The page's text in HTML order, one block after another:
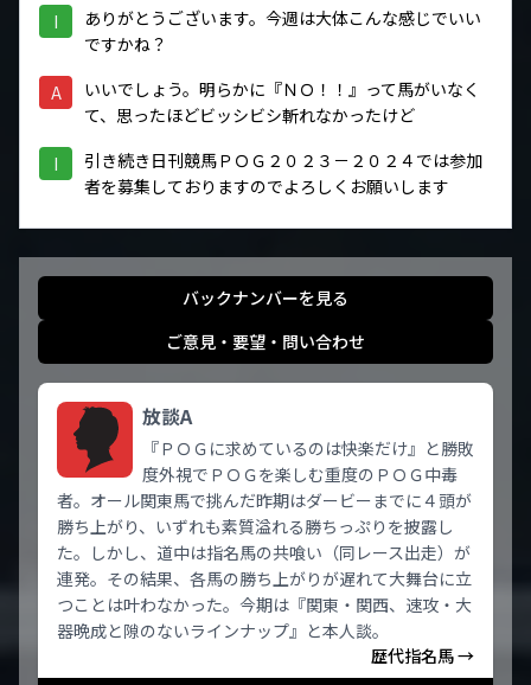
I
ありがとうございます。今週は大体こんな感じでいい
ですかね？
A
いいでしょう。明らかに『ＮＯ！！』って馬がいなく
て、思ったほどビッシビシ斬れなかったけど
I
引き続き日刊競馬ＰＯＧ２０２３－２０２４では参加
者を募集しておりますのでよろしくお願いします
バックナンバーを見る
ご意見・要望・問い合わせ
放談A
『ＰＯＧに求めているのは快楽だけ』と勝敗
度外視でＰＯＧを楽しむ重度のＰＯＧ中毒
者。オール関東馬で挑んだ昨期はダービーまでに４頭が
勝ち上がり、いずれも素質溢れる勝ちっぷりを披露し
た。しかし、道中は指名馬の共喰い（同レース出走）が
連発。その結果、各馬の勝ち上がりが遅れて大舞台に立
つことは叶わなかった。今期は『関東・関西、速攻・大
器晩成と隙のないラインナップ』と本人談。
歴代指名馬 →